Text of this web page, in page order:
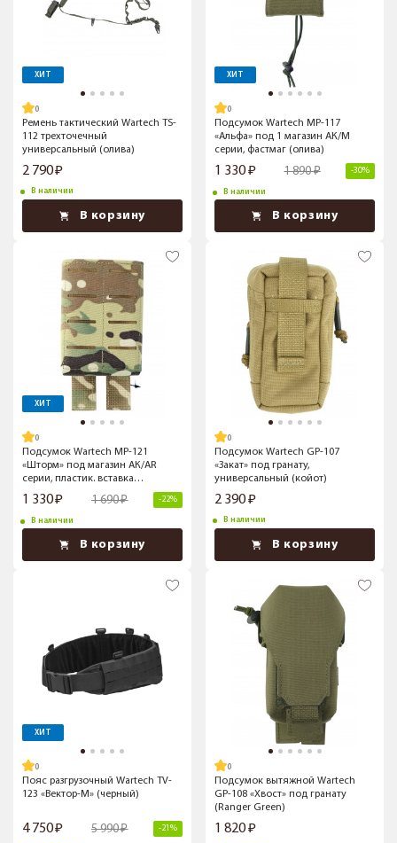
ХИТ
Ремень тактический Wartech TS-
112 трехточечный
универсальный (олива)
2 790
В наличии
В корзину
ХИТ
Подсумок Wartech MP-117
«Альфа» под 1 магазин АК/М
серии, фастмаг (олива)
1 330 1 890 -30%
В наличии
В корзину
ХИТ
Подсумок Wartech MP-121
«Шторм» под магазин АК/AR
серии, пластик. вставка
(Multicam)
1 330 1 690 -22%
В наличии
В корзину
Подсумок Wartech GP-107
«Закат» под гранату,
универсальный (койот)
2 390
В наличии
В корзину
ХИТ
Пояс разгрузочный Wartech TV-
123 «Вектор-М» (черный)
4 750 5 990 -21%
Подсумок вытяжной Wartech
GP-108 «Хвост» под гранату
(Ranger Green)
1 820